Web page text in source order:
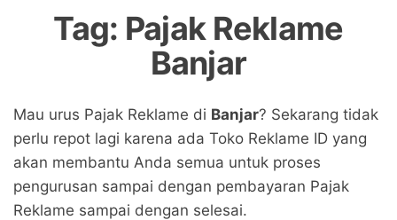
Tag: Pajak Reklame
Banjar
Mau urus Pajak Reklame di Banjar? Sekarang tidak
perlu repot lagi karena ada Toko Reklame ID yang
akan membantu Anda semua untuk proses
pengurusan sampai dengan pembayaran Pajak
Reklame sampai dengan selesai.